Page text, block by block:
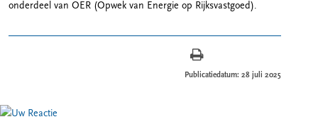
onderdeel van OER (Opwek van Energie op Rijksvastgoed).
Publicatiedatum: 28 juli 2025